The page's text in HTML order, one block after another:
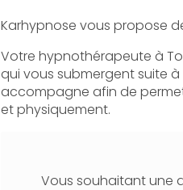
Karhypnose vous propose
Votre hypnothérapeute à
qui vous submergent suite
accompagne afin de
et physiquement.
Vous souhaitant une